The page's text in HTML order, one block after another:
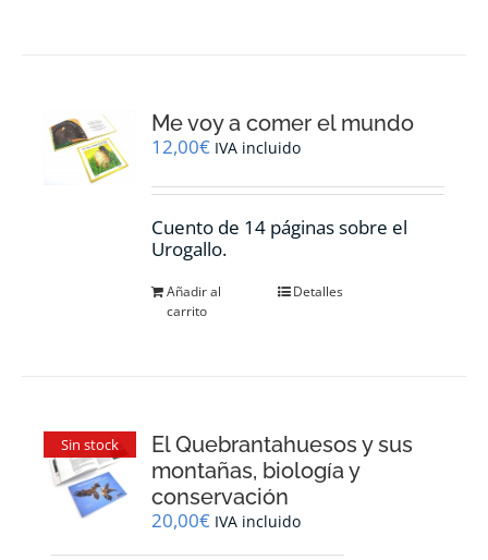
Me voy a comer el mundo
12,00€ IVA incluido
Cuento de 14 páginas sobre el
Urogallo.
Añadir al
carrito
Detalles
Sin stock
El Quebrantahuesos y sus
montañas, biología y
conservación
20,00€ IVA incluido